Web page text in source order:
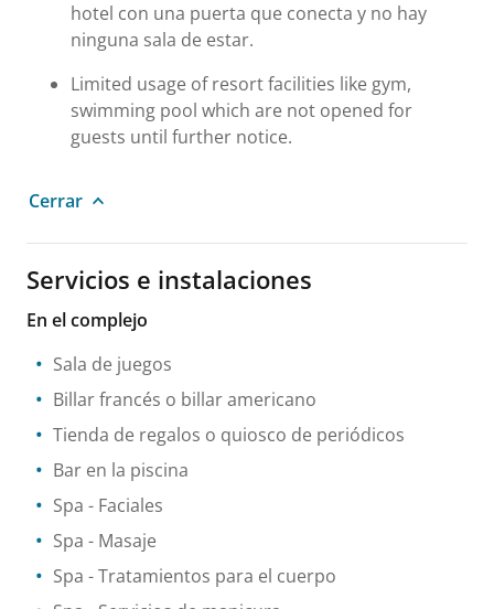
hotel con una puerta que conecta y no hay
ninguna sala de estar.
Limited usage of resort facilities like gym,
swimming pool which are not opened for
guests until further notice.
Cerrar
Servicios e instalaciones
En el complejo
Sala de juegos
Billar francés o billar americano
Tienda de regalos o quiosco de periódicos
Bar en la piscina
Spa - Faciales
Spa - Masaje
Spa - Tratamientos para el cuerpo